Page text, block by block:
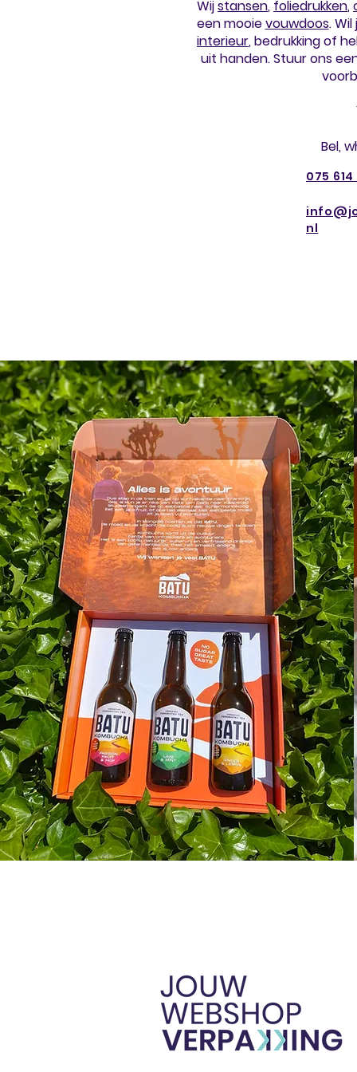
Wijstansen, foliedrukken,
een mooievouwdoos.
interieur, bedrukking of
uit handen. Stuur ons
Bel,
075
nl